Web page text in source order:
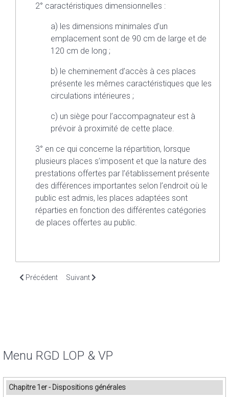
2° caractéristiques dimensionnelles :
a) les dimensions minimales d’un
emplacement sont de 90 cm de large et de
120 cm de long ;
b) le cheminement d’accès à ces places
présente les mêmes caractéristiques que les
circulations intérieures ;
c) un siège pour l’accompagnateur est à
prévoir à proximité de cette place.
3° en ce qui concerne la répartition, lorsque
plusieurs places s’imposent et que la nature des
prestations offertes par l’établissement présente
des différences importantes selon l’endroit où le
public est admis, les places adaptées sont
réparties en fonction des différentes catégories
de places offertes au public.
Article précédent : Article 23. Sécurité et évacuation
Précédent Article suivant : Article 25. Salles polyvalentes
Suivant
Menu RGD LOP & VP
Chapitre 1er - Dispositions générales